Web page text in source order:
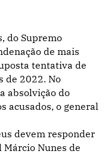
do Supremo
de mais
tentativa de
de 2022. No
absolvição do
acusados, o general
devem responder
Nunes de